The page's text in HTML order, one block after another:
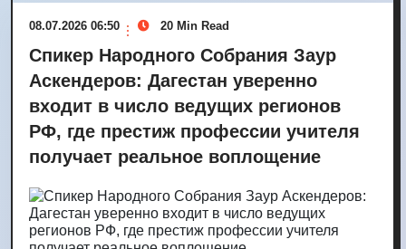
08.07.2026 06:50 20 Min Read
Спикер Народного Собрания Заур
Аскендеров: Дагестан уверенно
входит в число ведущих регионов
РФ, где престиж профессии учителя
получает реальное воплощение